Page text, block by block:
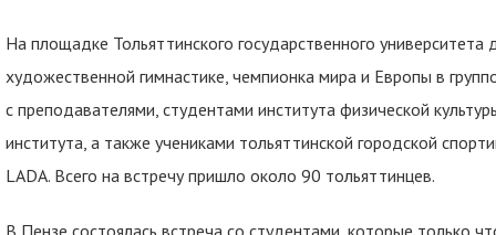
На площадке Тольяттинского государственного
художественной гимнастике, чемпионка мира и Европы в
с преподавателями, студентами института физической
института, а также учениками тольяттинской городской
LADA. Всего на встречу пришло около 90 тольяттинцев.
В Пензе состоялась встреча со студентами, которые только